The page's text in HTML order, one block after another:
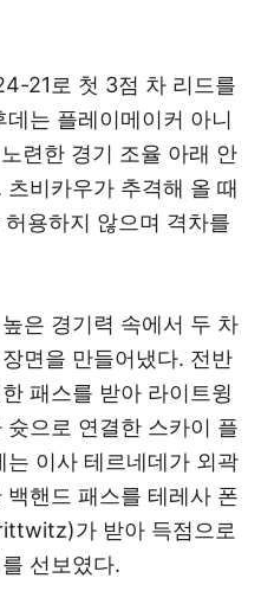
21로 첫 3점 차 리드를
는 플레이메이커 아니
련한 경기 조율 아래 안
비카우가 추격해 올 때
용하지 않으며 격차를
은 경기력 속에서 두 차
면을 만들어냈다. 전반
패스를 받아 라이트윙
으로 연결한 스카이 플
이사 테르네데가 외곽
핸드 패스를 테레사 폰
가 받아 득점으로
선보였다.